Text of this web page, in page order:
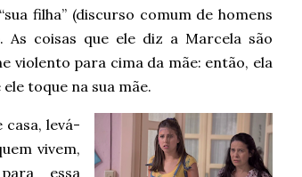
filha” (discurso comum de homens
coisas que ele diz a Marcela são
violento para cima da mãe: então, ela
toque na sua mãe.
levá-
vivem,
essa